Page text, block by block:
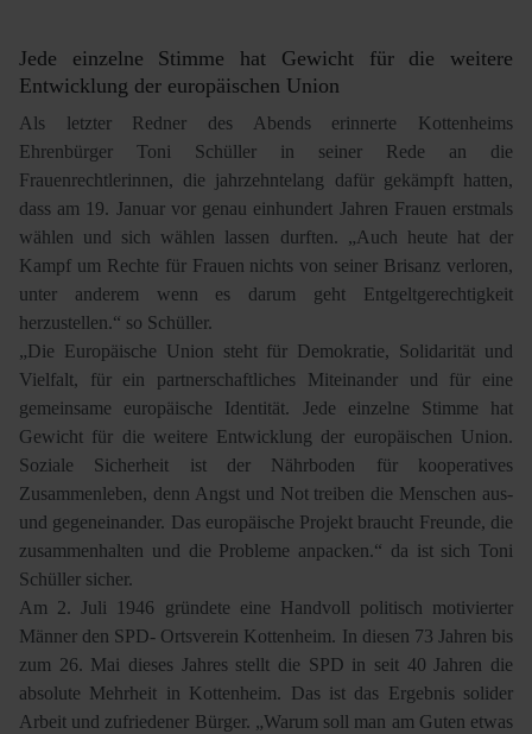
Jede einzelne Stimme hat Gewicht für die weitere
Entwicklung der europäischen Union
Als letzter Redner des Abends erinnerte Kottenheims
Ehrenbürger Toni Schüller in seiner Rede an die
Frauenrechtlerinnen, die jahrzehntelang dafür gekämpft hatten,
dass am 19. Januar vor genau einhundert Jahren Frauen erstmals
wählen und sich wählen lassen durften. „Auch heute hat der
Kampf um Rechte für Frauen nichts von seiner Brisanz verloren,
unter anderem wenn es darum geht Entgeltgerechtigkeit
herzustellen.“ so Schüller.
„Die Europäische Union steht für Demokratie, Solidarität und
Vielfalt, für ein partnerschaftliches Miteinander und für eine
gemeinsame europäische Identität. Jede einzelne Stimme hat
Gewicht für die weitere Entwicklung der europäischen Union.
Soziale Sicherheit ist der Nährboden für kooperatives
Zusammenleben, denn Angst und Not treiben die Menschen aus-
und gegeneinander. Das europäische Projekt braucht Freunde, die
zusammenhalten und die Probleme anpacken.“ da ist sich Toni
Schüller sicher.
Am 2. Juli 1946 gründete eine Handvoll politisch motivierter
Männer den SPD- Ortsverein Kottenheim. In diesen 73 Jahren bis
zum 26. Mai dieses Jahres stellt die SPD in seit 40 Jahren die
absolute Mehrheit in Kottenheim. Das ist das Ergebnis solider
Arbeit und zufriedener Bürger. „Warum soll man am Guten etwas